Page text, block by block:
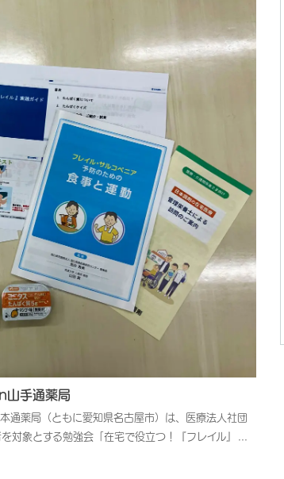
山手通薬局
薬局（ともに愛知県名古屋市）は、医療法人社団
対象とする勉強会「在宅で役立つ！『フレイル』実
医療サービス提供企業として、地域住民の皆さまの